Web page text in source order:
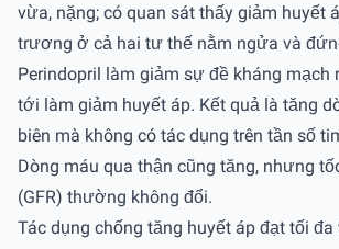
vừa, nặng; có quan sát thấy giảm huyết
trương ở cả hai tư thế nằm ngửa và
Perindopril làm giảm sự đề kháng mạch
tới làm giảm huyết áp. Kết quả là tăng
biên mà không có tác dụng trên tần số
Dòng máu qua thận cũng tăng, nhưng
(GFR) thường không đổi.
Tác dụng chống tăng huyết áp đạt tối đa